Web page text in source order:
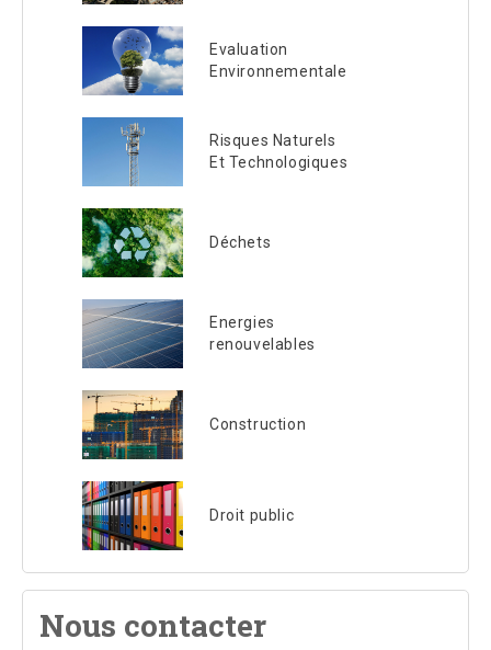
Evaluation
Environnementale
Risques Naturels
Et Technologiques
Déchets
Energies
renouvelables
Construction
Droit public
Nous contacter